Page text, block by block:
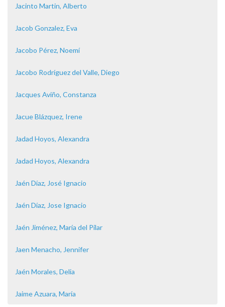
Jacinto Martin, Alberto
Jacob Gonzalez, Eva
Jacobo Pérez, Noemí
Jacobo Rodríguez del Valle, Diego
Jacques Aviño, Constanza
Jacue Blázquez, Irene
Jadad Hoyos, Alexandra
Jadad Hoyos, Alexandra
Jaén Díaz, José Ignacio
Jaén Díaz, Jose Ignacio
Jaén Jiménez, María del Pilar
Jaen Menacho, Jennifer
Jaén Morales, Delia
Jaime Azuara, María